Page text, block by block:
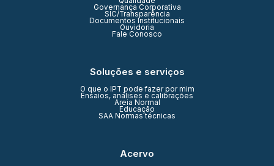
Governança Corporativa
SIC/Transparência
Documentos Institucionais
Ouvidoria
Fale Conosco
Soluções e serviços
O que o IPT pode fazer por mim
Ensaios, análises e calibrações
Areia Normal
Educação
SAA Normas técnicas
Acervo